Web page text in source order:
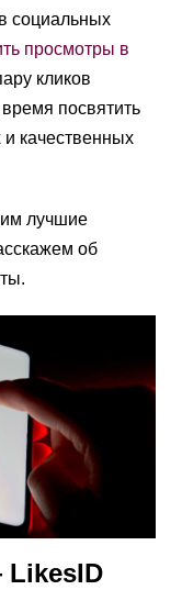
социальных
просмотры в
кликов
посвятить
качественных
лучшие
об